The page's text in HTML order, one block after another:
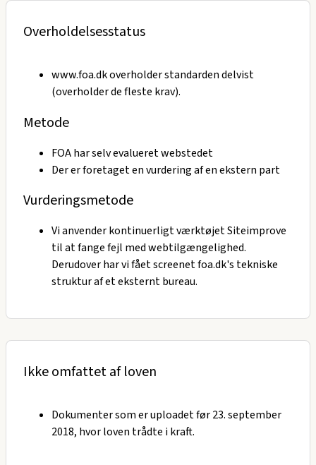
Overholdelsesstatus
www.foa.dk overholder standarden delvist
(overholder de fleste krav).
Metode
FOA har selv evalueret webstedet
Der er foretaget en vurdering af en ekstern part
Vurderingsmetode
Vi anvender kontinuerligt værktøjet Siteimprove
til at fange fejl med webtilgængelighed.
Derudover har vi fået screenet foa.dk's tekniske
struktur af et eksternt bureau.
Ikke omfattet af loven
Dokumenter som er uploadet før 23. september
2018, hvor loven trådte i kraft.